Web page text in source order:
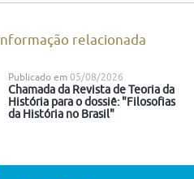
Informação relacionada
Publicado em 05/08/2026
Chamada da Revista de Teoria da
História para o dossiê: "Filosofias
da História no Brasil"